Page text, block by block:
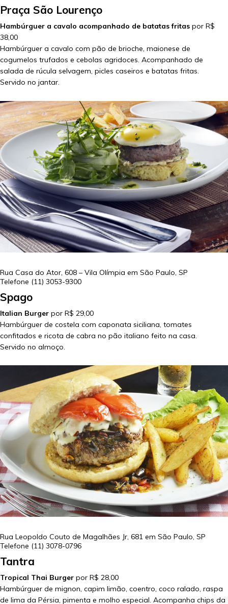
Praça São Lourenço
Hambúrguer a cavalo acompanhado de batatas fritas por R$
38,00
Hambúrguer a cavalo com pão de brioche, maionese de
cogumelos trufados e cebolas agridoces. Acompanhado de
salada de rúcula selvagem, picles caseiros e batatas fritas.
Servido no jantar.
Rua Casa do Ator, 608 – Vila Olímpia em São Paulo, SP
Telefone (11) 3053-9300
Spago
Italian Burger por R$ 29,00
Hambúrguer de costela com caponata siciliana, tomates
confitados e ricota de cabra no pão italiano feito na casa.
Servido no almoço.
Rua Leopoldo Couto de Magalhães Jr, 681 em São Paulo, SP
Telefone (11) 3078-0796
Tantra
Tropical Thai Burger por R$ 28,00
Hambúrguer de mignon, capim limão, coentro, coco ralado, raspa
de lima da Pérsia, pimenta e molho especial. Acompanha chips da